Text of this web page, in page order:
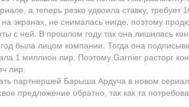
а теперь резко удвоила ставку, требует
экранах, не снималась нигде, поэтому
с ней. В прошлом году так она лишилась
была лицом компании. Тогда она
1 миллион лир. Поэтому Garnier расторг
лир.
партнершей Барыша Ардуча в новом
предложение обратно, так как та